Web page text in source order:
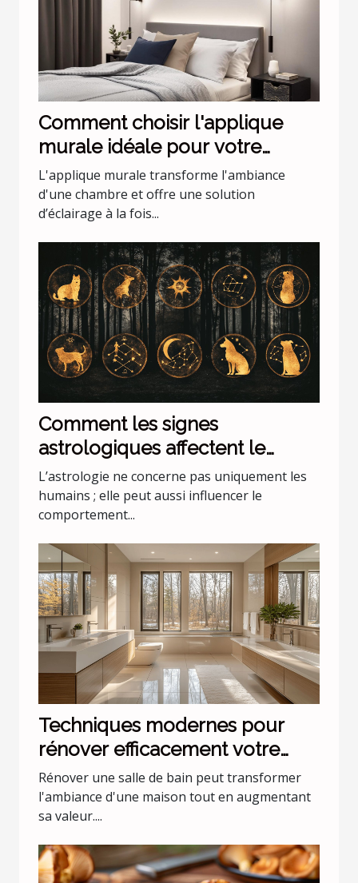
Comment choisir l'applique
murale idéale pour votre
chambre
L'applique murale transforme l'ambiance
d'une chambre et offre une solution
d’éclairage à la fois...
Comment les signes
astrologiques affectent le
comportement de nos animaux
domestiques
L’astrologie ne concerne pas uniquement les
humains ; elle peut aussi influencer le
comportement...
Techniques modernes pour
rénover efficacement votre
salle de bain
Rénover une salle de bain peut transformer
l'ambiance d'une maison tout en augmentant
sa valeur....